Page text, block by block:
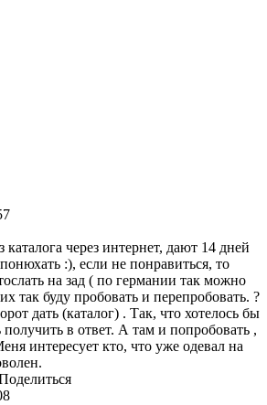
через интернет, дают 14 дней
:), если не понравиться, то
на зад ( по германии так можно
так буду пробовать и перепробовать. ?
дать (каталог) . Так, что хотелось бы
получить в ответ. А там и попробовать ,
интересует кто, что уже одевал на